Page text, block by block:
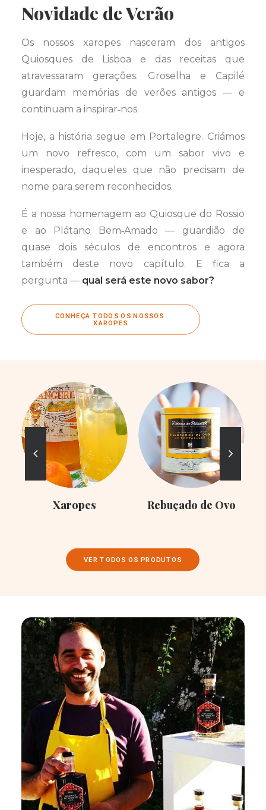
Novidade de Verão
Os nossos xaropes nasceram dos antigos
Quiosques de Lisboa e das receitas que
atravessaram gerações. Groselha e Capilé
guardam memórias de verões antigos — e
continuam a inspirar‑nos.
Hoje, a história segue em Portalegre. Criámos
um novo refresco, com um sabor vivo e
inesperado, daqueles que não precisam de
nome para serem reconhecidos.
É a nossa homenagem ao Quiosque do Rossio
e ao Plátano Bem‑Amado — guardião de
quase dois séculos de encontros e agora
também deste novo capítulo. E fica a
pergunta — qual será este novo sabor?
CONHEÇA TODOS OS NOSSOS
XAROPES
Xaropes Rebuçado de Ovo
VER TODOS OS PRODUTOS